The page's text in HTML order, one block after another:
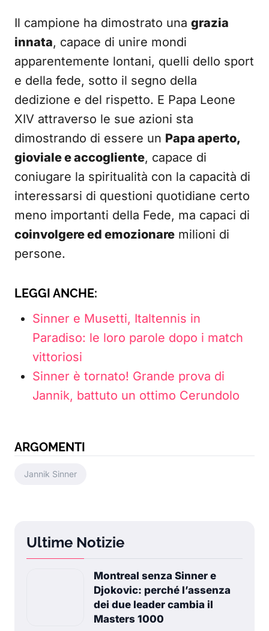
Il campione ha dimostrato una grazia
innata, capace di unire mondi
apparentemente lontani, quelli dello sport
e della fede, sotto il segno della
dedizione e del rispetto. E Papa Leone
XIV attraverso le sue azioni sta
dimostrando di essere un Papa aperto,
gioviale e accogliente, capace di
coniugare la spiritualità con la capacità di
interessarsi di questioni quotidiane certo
meno importanti della Fede, ma capaci di
coinvolgere ed emozionare milioni di
persone.
LEGGI ANCHE:
Sinner e Musetti, Italtennis in
Paradiso: le loro parole dopo i match
vittoriosi
Sinner è tornato! Grande prova di
Jannik, battuto un ottimo Cerundolo
ARGOMENTI
Jannik Sinner
Ultime Notizie
Montreal senza Sinner e
Djokovic: perché l’assenza
dei due leader cambia il
Masters 1000